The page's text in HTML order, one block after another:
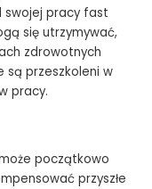
swojej pracy fast
się utrzymywać,
zdrowotnych
są przeszkoleni w
pracy.
początkowo
przyszłe